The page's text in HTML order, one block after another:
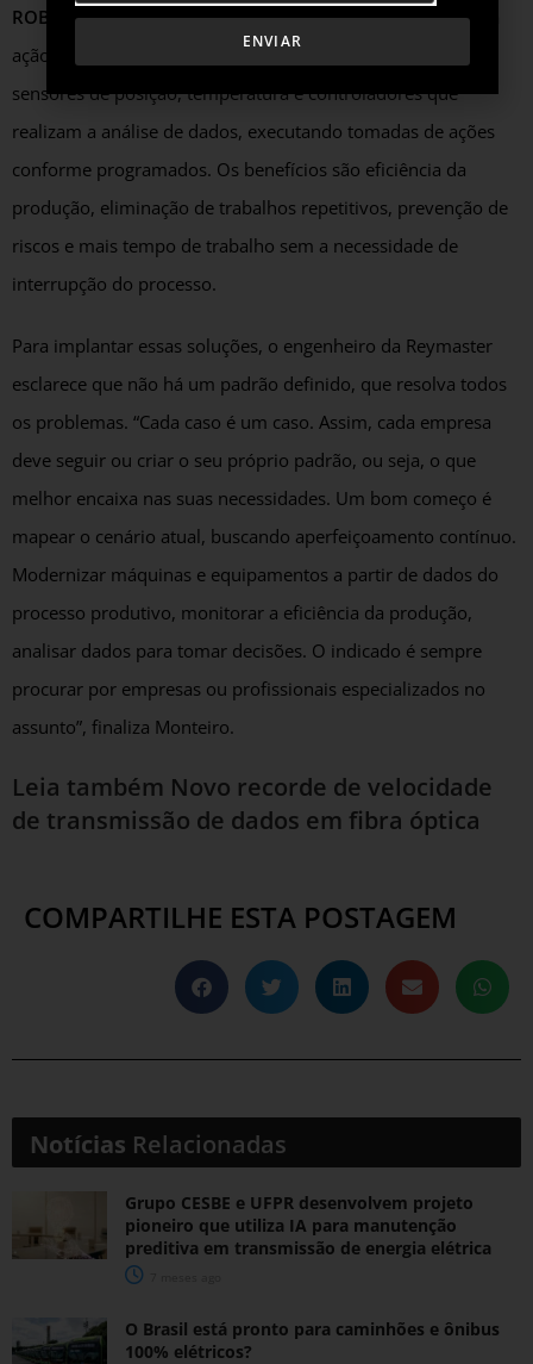
ROBÔS AUTÔNOMOS:São dispositivos que cumprem uma
ação definida sem atuação humana. São compostos de
sensores de posição, temperatura e controladores que
realizam a análise de dados, executando tomadas de ações
conforme programados. Os benefícios são eficiência da
produção, eliminação de trabalhos repetitivos, prevenção de
riscos e mais tempo de trabalho sem a necessidade de
interrupção do processo.
Para implantar essas soluções, o engenheiro da Reymaster
esclarece que não há um padrão definido, que resolva todos
os problemas. “Cada caso é um caso. Assim, cada empresa
deve seguir ou criar o seu próprio padrão, ou seja, o que
melhor encaixa nas suas necessidades. Um bom começo é
mapear o cenário atual, buscando aperfeiçoamento contínuo.
Modernizar máquinas e equipamentos a partir de dados do
processo produtivo, monitorar a eficiência da produção,
analisar dados para tomar decisões. O indicado é sempre
procurar por empresas ou profissionais especializados no
assunto”, finaliza Monteiro.
Leia também Novo recorde de velocidade
de transmissão de dados em fibra óptica
COMPARTILHE ESTA POSTAGEM
Notícias Relacionadas
Grupo CESBE e UFPR desenvolvem projeto
pioneiro que utiliza IA para manutenção
preditiva em transmissão de energia elétrica
O Brasil está pronto para caminhões e ônibus
100% elétricos?
ENVIAR